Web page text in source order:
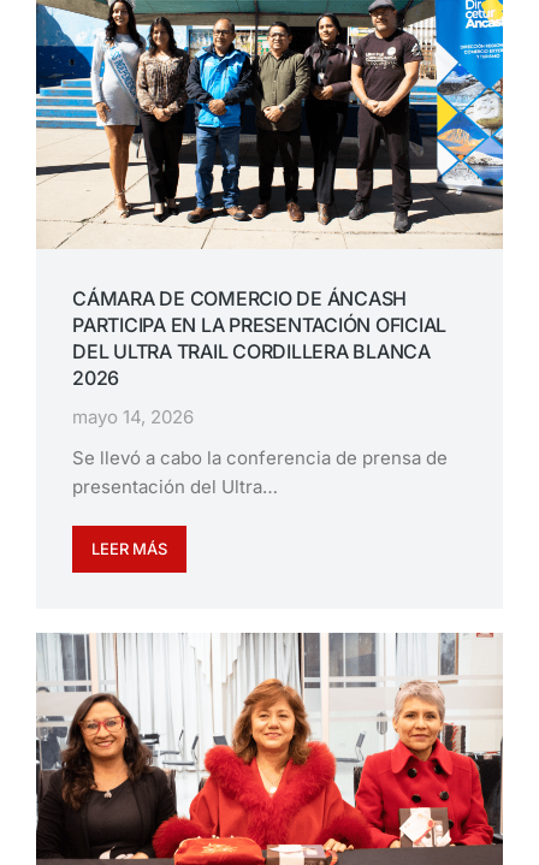
CÁMARA DE COMERCIO DE ÁNCASH
PARTICIPA EN LA PRESENTACIÓN OFICIAL
DEL ULTRA TRAIL CORDILLERA BLANCA
2026
mayo 14, 2026
Se llevó a cabo la conferencia de prensa de
presentación del Ultra…
LEER MÁS